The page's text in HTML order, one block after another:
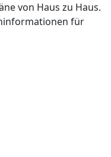
von Haus zu Haus.
für